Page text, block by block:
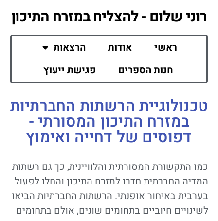
רוני שלום - להצליח במזרח התיכון
ראשי אודות
הרצאות
חנות הספרים
פגישת ייעוץ
טכנולוגיית הרשתות החברתיות
במזרח התיכון המסורתי -
דפוסים של דחייה ואימוץ
כמו התקשורת המסורתית והלוויינית, כך גם רשתות
המדיה החברתית חדרו למזרח התיכון והחלו לפעול
בערבית באיחור אופנתי. הרשתות החברתיות הביאו
לשינויים חיוביים בתחומים שונים, אולם בתחומים